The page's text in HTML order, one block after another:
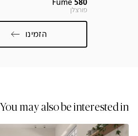
580
Fume
פורצלן
הזמינו
You may also be interested in: